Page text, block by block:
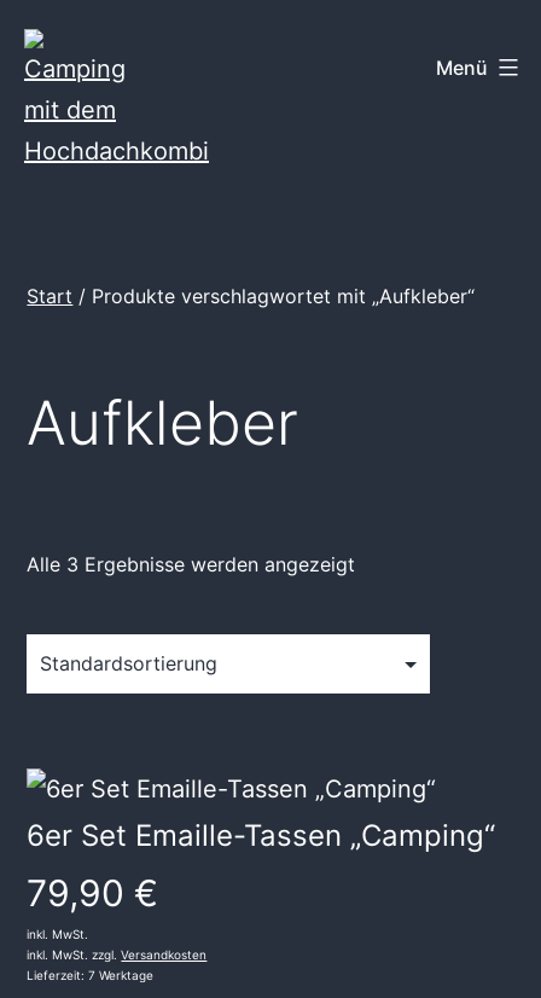
Inhalt
springen
Hochdachkombi
Menü
Start / Produkte verschlagwortet mit „Aufkleber“
Aufkleber
Alle 3 Ergebnisse werden angezeigt
6er Set Emaille-Tassen „Camping“
79,90 €
inkl. MwSt.
inkl. MwSt. zzgl.Versandkosten
Lieferzeit:7 Werktage